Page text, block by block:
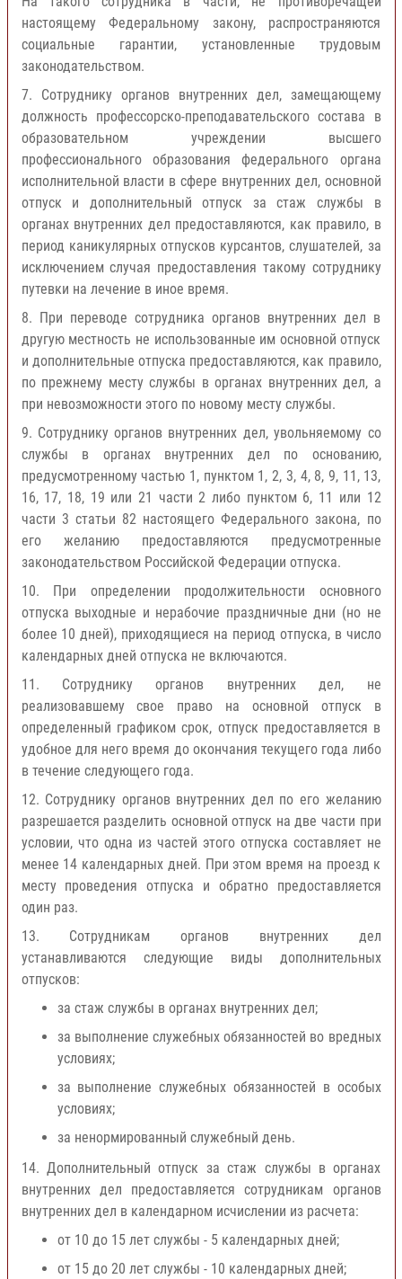
настоящему Федеральному закону, распространяются
социальные гарантии, установленные трудовым
законодательством.
7. Сотруднику органов внутренних дел, замещающему
должность профессорско-преподавательского состава в
образовательном учреждении высшего
профессионального образования федерального органа
исполнительной власти в сфере внутренних дел, основной
отпуск и дополнительный отпуск за стаж службы в
органах внутренних дел предоставляются, как правило, в
период каникулярных отпусков курсантов, слушателей, за
исключением случая предоставления такому сотруднику
путевки на лечение в иное время.
8. При переводе сотрудника органов внутренних дел в
другую местность не использованные им основной отпуск
и дополнительные отпуска предоставляются, как правило,
по прежнему месту службы в органах внутренних дел, а
при невозможности этого по новому месту службы.
9. Сотруднику органов внутренних дел, увольняемому со
службы в органах внутренних дел по основанию,
предусмотренному частью 1, пунктом 1, 2, 3, 4, 8, 9, 11, 13,
16, 17, 18, 19 или 21 части 2 либо пунктом 6, 11 или 12
части 3 статьи 82 настоящего Федерального закона, по
его желанию предоставляются предусмотренные
законодательством Российской Федерации отпуска.
10. При определении продолжительности основного
отпуска выходные и нерабочие праздничные дни (но не
более 10 дней), приходящиеся на период отпуска, в число
календарных дней отпуска не включаются.
11. Сотруднику органов внутренних дел, не
реализовавшему свое право на основной отпуск в
определенный графиком срок, отпуск предоставляется в
удобное для него время до окончания текущего года либо
в течение следующего года.
12. Сотруднику органов внутренних дел по его желанию
разрешается разделить основной отпуск на две части при
условии, что одна из частей этого отпуска составляет не
менее 14 календарных дней. При этом время на проезд к
месту проведения отпуска и обратно предоставляется
один раз.
13. Сотрудникам органов внутренних дел
устанавливаются следующие виды дополнительных
отпусков:
за стаж службы в органах внутренних дел;
за выполнение служебных обязанностей во вредных
условиях;
за выполнение служебных обязанностей в особых
условиях;
за ненормированный служебный день.
14. Дополнительный отпуск за стаж службы в органах
внутренних дел предоставляется сотрудникам органов
внутренних дел в календарном исчислении из расчета:
от 10 до 15 лет службы - 5 календарных дней;
от 15 до 20 лет службы - 10 календарных дней;